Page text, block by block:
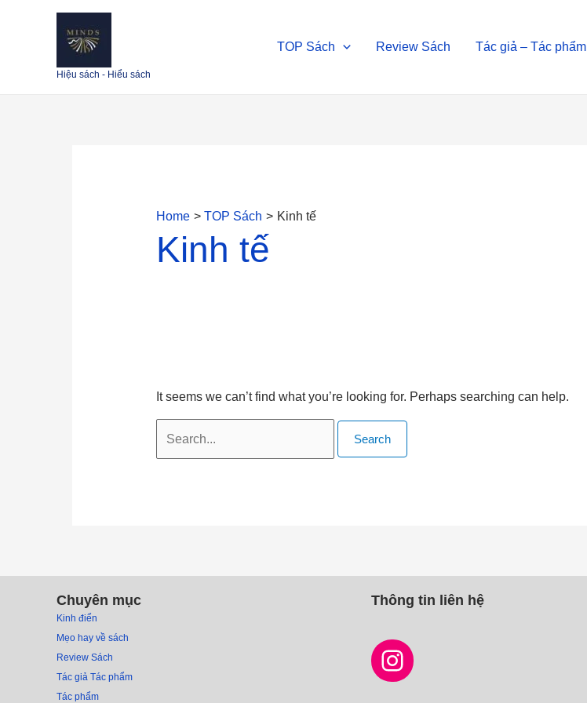
Hiệu sách - Hiểu sách
TOP Sách Review Sách Tác giả – Tác phẩm
Home TOP Sách Kinh tế
Kinh tế
It seems we can’t find what you’re looking for. Perhaps searching can help.
Chuyên mục
Kinh điển
Mẹo hay về sách
Review Sách
Tác giả Tác phẩm
Tác phẩm
Thông tin liên hệ
Instagram
Facebook
Mail